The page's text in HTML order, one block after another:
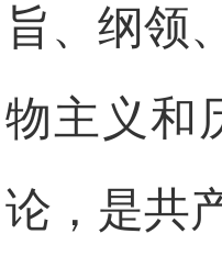
旨、纲领
物主义和
论，是共